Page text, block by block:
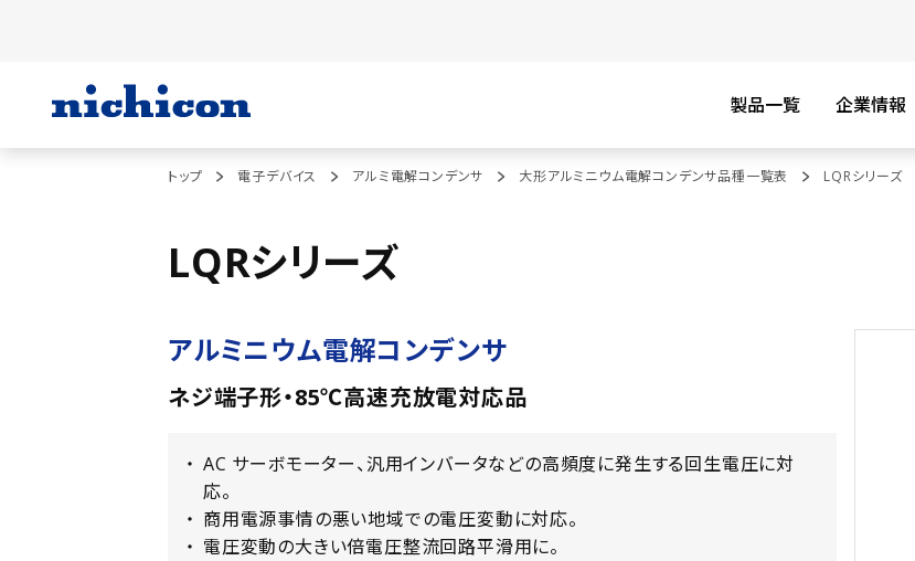
製品一覧 企業情報
トップ 電子デバイス アルミ電解コンデンサ 大形アルミニウム電解コンデンサ品種一覧表 LQRシリーズ
LQRシリーズ
アルミニウム電解コンデンサ
ネジ端子形・85℃高速充放電対応品
AC サーボモーター、汎用インバータなどの高頻度に発生する回生電圧に対
応。
商用電源事情の悪い地域での電圧変動に対応。
電圧変動の大きい倍電圧整流回路平滑用に。